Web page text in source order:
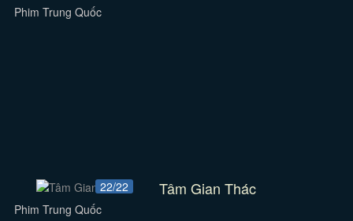
Phim Trung Quốc
22/22 Tâm Gian Thác
Phim Trung Quốc